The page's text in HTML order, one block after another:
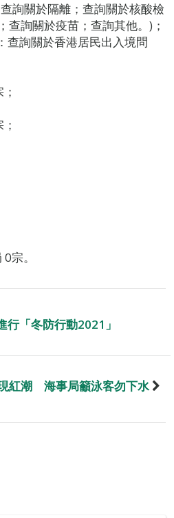
詢關於隔離；查詢關於核酸檢
查詢關於疫苗；查詢其他。)；
查詢關於香港居民出入境問
宗。
行「冬防行動2021」
紅潮 海事局籲泳客勿下水